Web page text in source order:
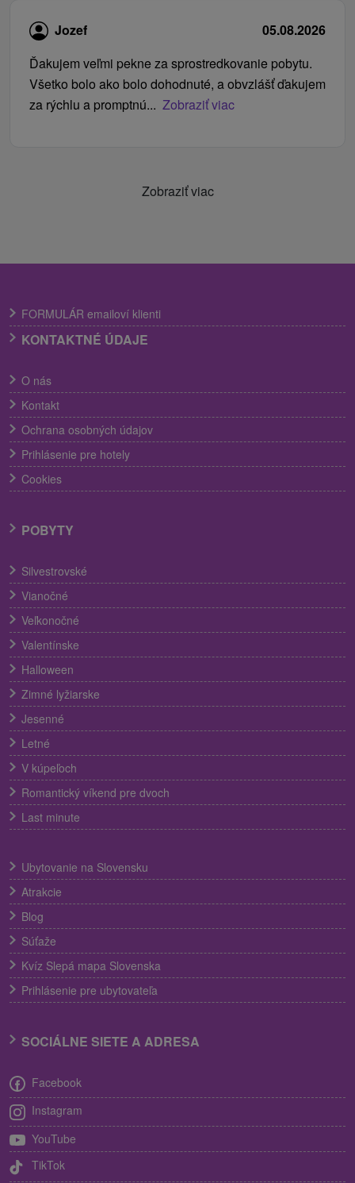
Jozef
05.08.2026
Ďakujem veľmi pekne za sprostredkovanie pobytu.
Všetko bolo ako bolo dohodnuté, a obvzlášť ďakujem
za rýchlu a promptnú... Zobraziť viac
Zobraziť viac
FORMULÁR emailoví klienti
KONTAKTNÉ ÚDAJE
O nás
Kontakt
Ochrana osobných údajov
Prihlásenie pre hotely
Cookies
POBYTY
Silvestrovské
Vianočné
Veľkonočné
Valentínske
Halloween
Zimné lyžiarske
Jesenné
Letné
V kúpeľoch
Romantický víkend pre dvoch
Last minute
Ubytovanie na Slovensku
Atrakcie
Blog
Súťaže
Kvíz Slepá mapa Slovenska
Prihlásenie pre ubytovateľa
SOCIÁLNE SIETE A ADRESA
Facebook
Instagram
YouTube
TikTok